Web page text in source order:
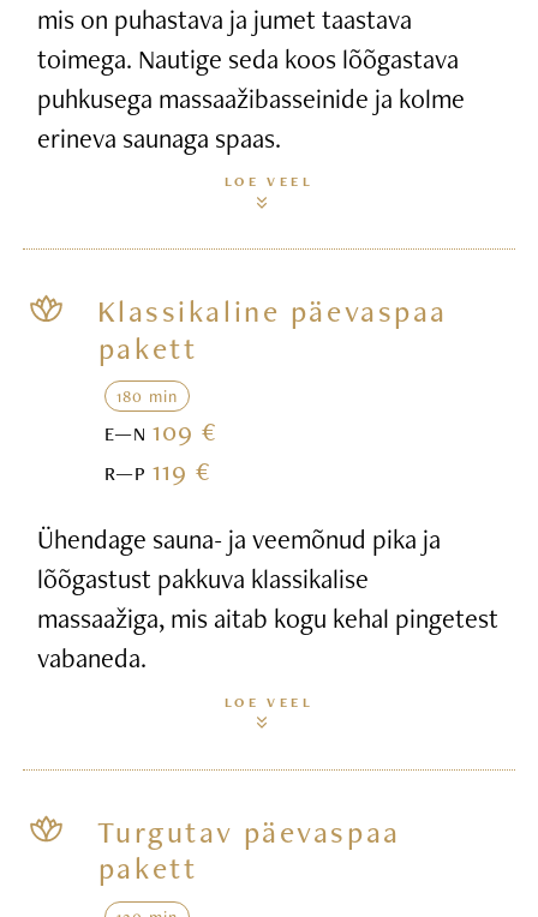
mis on puhastava ja jumet taastava
toimega. Nautige seda koos lõõgastava
puhkusega massaažibasseinide ja kolme
erineva saunaga spaas.
LOE VEEL
Klassikaline päevaspaa
pakett
180 min
E—N109 €
R—P119 €
Ühendage sauna- ja veemõnud pika ja
lõõgastust pakkuva klassikalise
massaažiga, mis aitab kogu kehal pingetest
vabaneda.
LOE VEEL
Turgutav päevaspaa
pakett